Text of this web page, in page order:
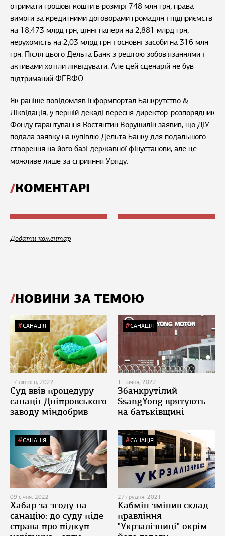
отримати грошові кошти в розмірі 748 млн грн, права
вимоги за кредитними договорами громадян і підприємств
на 18,473 млрд грн, цінні папери на 2,881 млрд грн,
нерухомість на 2,03 млрд грн і основні засоби на 316 млн
грн. Після цього Дельта Банк з рештою зобов'язаннями і
активами хотіли ліквідувати. Але цей сценарій не був
підтриманий ФГВФО.
Як раніше повідомляв інформпортал Банкрутство &
Ліквідація, у першій декаді вересня директор-розпорядник
Фонду гарантування Костянтин Ворушилін заявив, що ДІУ
подала заявку на купівлю Дельта Банку для подальшого
створення на його базі державної фінустанови, але це
можливе лише за сприяння Уряду.
КОМЕНТАРІ
Додати коментар
НОВИНИ ЗА ТЕМОЮ
САНАЦІЯ
17 лютого, 2022
Суд ввів процедуру
санації Дніпровського
заводу міндобрив
САНАЦІЯ
11 січня, 2022
Збанкрутілий
SsangYong врятують
на батьківщині
САНАЦІЯ
09 січня, 2022
Хабар за згоду на
санацію: до суду піде
справа про підкуп
САНАЦІЯ
27 грудня, 2021
Кабмін змінив склад
правління
"Укрзалізниці" окрім